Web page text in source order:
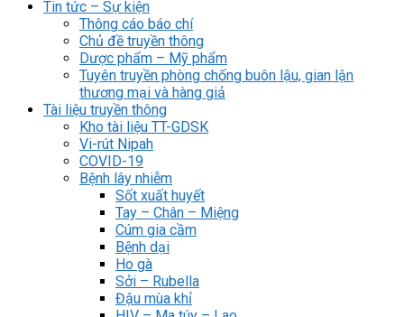
Tin tức – Sự kiện
Thông cáo báo chí
Chủ đề truyền thông
Dược phẩm – Mỹ phẩm
Tuyên truyền phòng chống buôn lậu, gian lận
thương mại và hàng giả
Tài liệu truyền thông
Kho tài liệu TT-GDSK
Vi-rút Nipah
COVID-19
Bệnh lây nhiễm
Sốt xuất huyết
Tay – Chân – Miệng
Cúm gia cầm
Bệnh dại
Ho gà
Sởi – Rubella
Đậu mùa khỉ